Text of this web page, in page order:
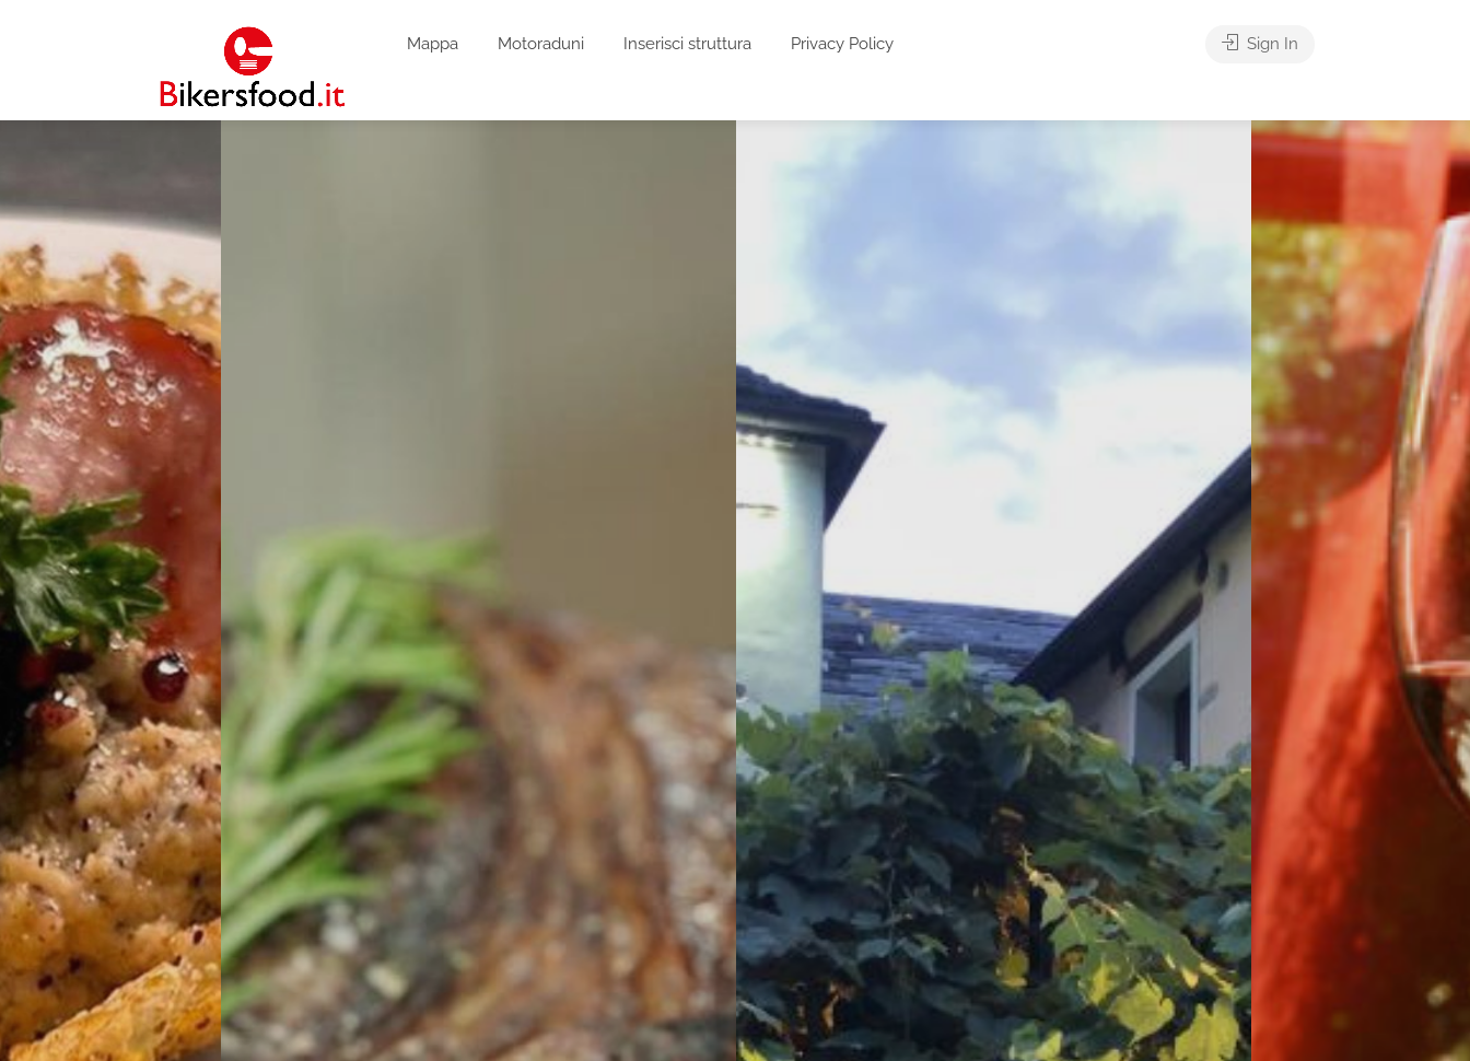
Mappa Motoraduni Inserisci struttura Privacy Policy Sign In